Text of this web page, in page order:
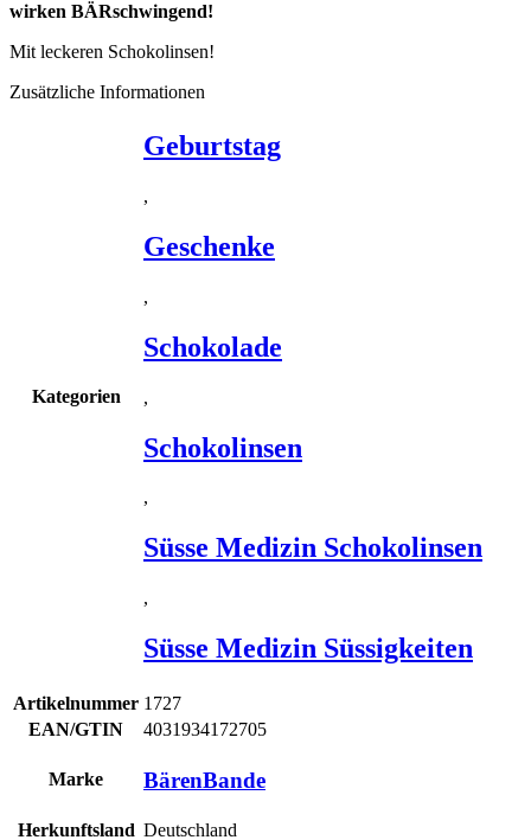
wirken BÄRschwingend!
Mit leckeren Schokolinsen!
Zusätzliche Informationen
Kategorien
Geburtstag
,
Geschenke
,
Schokolade
,
Schokolinsen
,
Süsse Medizin Schokolinsen
,
Süsse Medizin Süssigkeiten
Artikelnummer 1727
EAN/GTIN
4031934172705
Marke BärenBande
Herkunftsland Deutschland